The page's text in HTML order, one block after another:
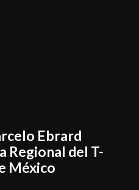
Ebrard
Regional del T-
México